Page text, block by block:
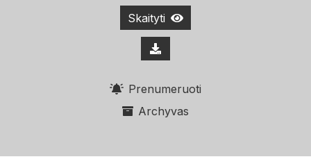
Skaityti
Prenumeruoti
Archyvas